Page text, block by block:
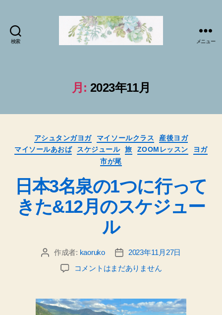
検索
ー
ル
ラ
テ
ィ
ス
sabai♪
か
お
る
の
日
記
_
メニュー
月: 2023年11月
カ
テ
ゴ
リ
ー
アシュタンガヨガ マイソールクラス
産後ヨガ
マイソールあおば
スケジュール 旅 ZOOMレッスン
ヨガ
市が尾
日本3名泉の1つに行って
きた&12月のスケジュー
ル
投 作成者: kaoruko
投
稿
2023年11月27日
日
名
泉
コメントはまだありません